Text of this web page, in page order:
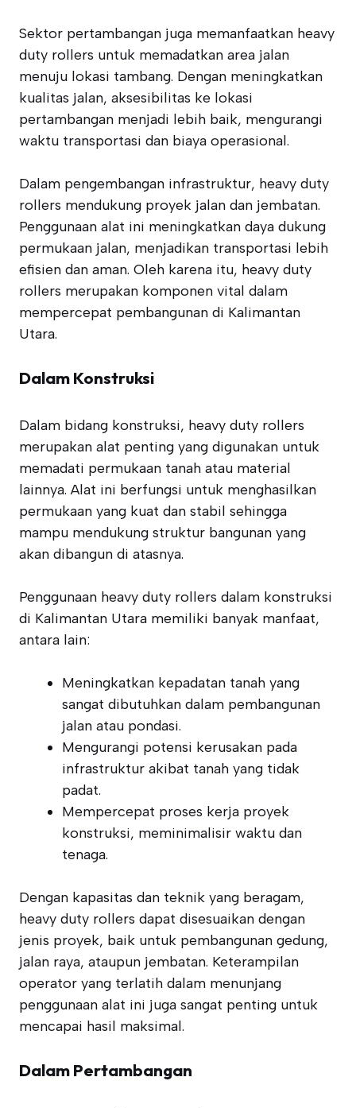
Sektor pertambangan juga memanfaatkan heavy
duty rollers untuk memadatkan area jalan
menuju lokasi tambang. Dengan meningkatkan
kualitas jalan, aksesibilitas ke lokasi
pertambangan menjadi lebih baik, mengurangi
waktu transportasi dan biaya operasional.
Dalam pengembangan infrastruktur, heavy duty
rollers mendukung proyek jalan dan jembatan.
Penggunaan alat ini meningkatkan daya dukung
permukaan jalan, menjadikan transportasi lebih
efisien dan aman. Oleh karena itu, heavy duty
rollers merupakan komponen vital dalam
mempercepat pembangunan di Kalimantan
Utara.
Dalam Konstruksi
Dalam bidang konstruksi, heavy duty rollers
merupakan alat penting yang digunakan untuk
memadati permukaan tanah atau material
lainnya. Alat ini berfungsi untuk menghasilkan
permukaan yang kuat dan stabil sehingga
mampu mendukung struktur bangunan yang
akan dibangun di atasnya.
Penggunaan heavy duty rollers dalam konstruksi
di Kalimantan Utara memiliki banyak manfaat,
antara lain:
Meningkatkan kepadatan tanah yang
sangat dibutuhkan dalam pembangunan
jalan atau pondasi.
Mengurangi potensi kerusakan pada
infrastruktur akibat tanah yang tidak
padat.
Mempercepat proses kerja proyek
konstruksi, meminimalisir waktu dan
tenaga.
Dengan kapasitas dan teknik yang beragam,
heavy duty rollers dapat disesuaikan dengan
jenis proyek, baik untuk pembangunan gedung,
jalan raya, ataupun jembatan. Keterampilan
operator yang terlatih dalam menunjang
penggunaan alat ini juga sangat penting untuk
mencapai hasil maksimal.
Dalam Pertambangan